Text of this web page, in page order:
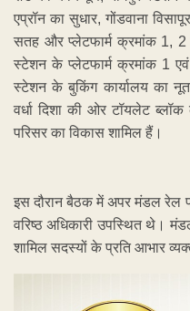
एप्रॉन का सुधार, गोंडवाना
सतह और प्लेटफार्म क्रमांक 1, 2
स्टेशन के प्लेटफार्म क्रमांक 1
स्टेशन के बुकिंग कार्यालय का
वर्धा दिशा की ओर टॉयलेट
परिसर का विकास शामिल हैं।
इस दौरान बैठक में अपर मंडल रेल
वरिष्ठ अधिकारी उपस्थित थे।
शामिल सदस्यों के प्रति आभार